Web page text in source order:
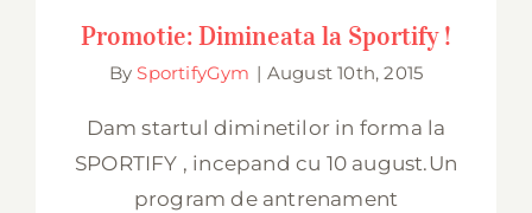
Promotie: Dimineata la Sportify !
By SportifyGym | August 10th, 2015
Dam startul diminetilor in forma la
SPORTIFY , incepand cu 10 august.Un
program de antrenament